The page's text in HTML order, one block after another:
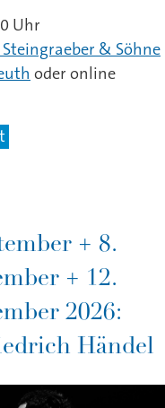
Uhr
& Söhne
oder online
+ 8.
+ 12.
2026:
Händel